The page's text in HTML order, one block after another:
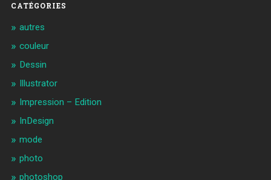
CATÉGORIES
autres
couleur
Dessin
Illustrator
Impression – Edition
InDesign
mode
photo
photoshop